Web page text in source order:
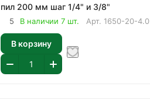
пил 200 мм шаг 1/4" и 3/8"
5 В наличии 7 шт. Арт. 1650-20-4.0
В корзину